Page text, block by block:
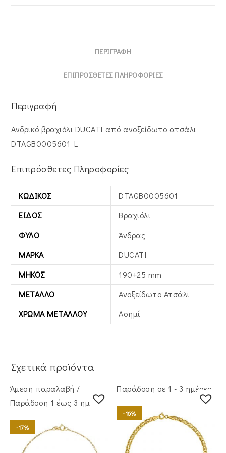
ΠΕΡΙΓΡΑΦΉ
ΕΠΙΠΡΌΣΘΕΤΕΣ ΠΛΗΡΟΦΟΡΊΕΣ
Περιγραφή
Ανδρικό βραχιόλι DUCATI από ανοξείδωτο ατσάλι
DTAGB0005601 L
Επιπρόσθετες Πληροφορίες
ΚΩΔΙΚΌΣ
DTAGB0005601
ΕΊΔΟΣ
Βραχιόλι
ΦΎΛΟ
Άνδρας
ΜΆΡΚΑ
DUCATI
ΜΉΚΟΣ
190+25 mm
ΜΈΤΑΛΛΟ
Ανοξείδωτο Ατσάλι
ΧΡΏΜΑ ΜΕΤΆΛΛΟΥ
Ασημί
Σχετικά προϊόντα
Άμεση παραλαβή /
Παράδoση 1 έως 3 ημέρες
-17%
Παράδοση σε 1 - 3 ημέρες
-16%